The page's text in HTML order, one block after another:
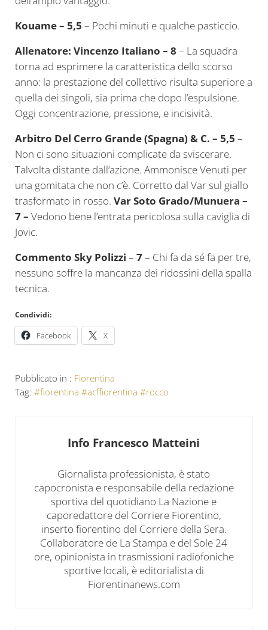
Kouame – 5,5 – Pochi minuti e qualche pasticcio.
Allenatore: Vincenzo Italiano – 8 – La squadra
torna ad esprimere la caratteristica dello scorso
anno: la prestazione del collettivo risulta superiore a
quella dei singoli, sia prima che dopo l’espulsione.
Oggi concentrazione, pressione, e incisività.
Arbitro Del Cerro Grande (Spagna) & C. – 5,5 –
Non ci sono situazioni complicate da sviscerare.
Talvolta distante dall’azione. Ammonisce Venuti per
una gomitata che non c’è. Corretto dal Var sul giallo
trasformato in rosso. Var Soto Grado/Munuera –
7 – Vedono bene l’entrata pericolosa sulla caviglia di
Jovic.
Commento Sky Polizzi – 7– Chi fa da sé fa per tre,
nessuno soffre la mancanza dei ridossini della spalla
tecnica.
Condividi:
Facebook X
Pubblicato in : Fiorentina
Tag: #fiorentina #acffiorentina #rocco
Info Francesco Matteini
Giornalista professionista, è stato
capocronista e responsabile della redazione
sportiva del quotidiano La Nazione e
caporedattore del Corriere Fiorentino,
inserto fiorentino del Corriere della Sera.
Collaboratore de La Stampa e del Sole 24
ore, opinionista in trasmissioni radiofoniche
sportive locali, è editorialista di
Fiorentinanews.com